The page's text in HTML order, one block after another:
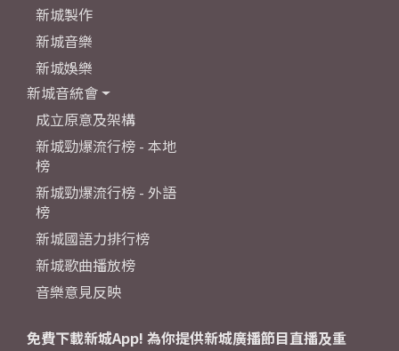
新城製作
新城音樂
新城娛樂
新城音統會
成立原意及架構
新城勁爆流行榜 - 本地
榜
新城勁爆流行榜 - 外語
榜
新城國語力排行榜
新城歌曲播放榜
音樂意見反映
免費下載新城App! 為你提供新城廣播節目直播及重